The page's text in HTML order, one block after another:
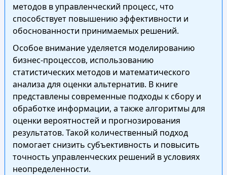
методов в управленческий процесс, что
способствует повышению эффективности и
обоснованности принимаемых решений.
Особое внимание уделяется моделированию
бизнес-процессов, использованию
статистических методов и математического
анализа для оценки альтернатив. В книге
представлены современные подходы к сбору и
обработке информации, а также алгоритмы для
оценки вероятностей и прогнозирования
результатов. Такой количественный подход
помогает снизить субъективность и повысить
точность управленческих решений в условиях
неопределенности.